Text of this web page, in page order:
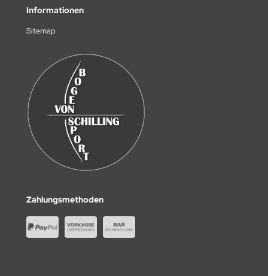
Informationen
Sitemap
Zahlungsmethoden